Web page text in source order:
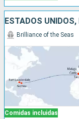
Comidas incluidas
Brilliance of the Seas